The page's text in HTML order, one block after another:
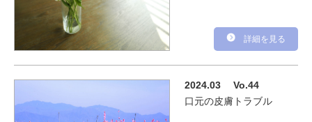
詳細を見る
2024.03 Vo.44
口元の皮膚トラブル